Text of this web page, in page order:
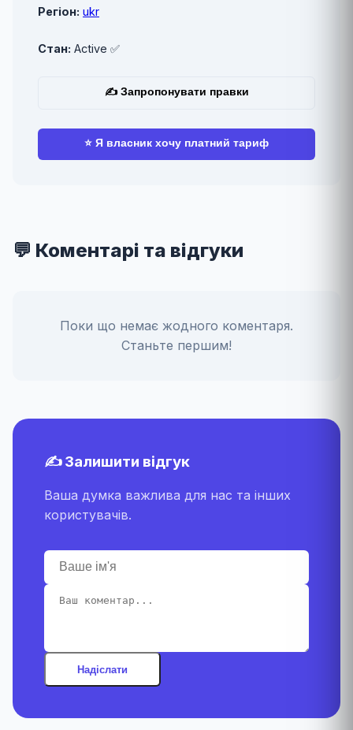
Регіон: ukr
Стан: Active ✅
✍ Запропонувати правки
⭐ Я власник хочу платний тариф
💬 Коментарі та відгуки
Поки що немає жодного коментаря.
Станьте першим!
✍️ Залишити відгук
Ваша думка важлива для нас та інших
користувачів.
Надіслати